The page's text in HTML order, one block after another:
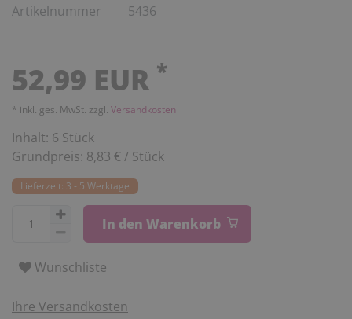
Artikelnummer 5436
52,99 EUR *
* inkl. ges. MwSt. zzgl. Versandkosten
Inhalt: 6 Stück
Grundpreis: 8,83 € / Stück
Lieferzeit: 3 - 5 Werktage
In den Warenkorb
Wunschliste
Ihre Versandkosten